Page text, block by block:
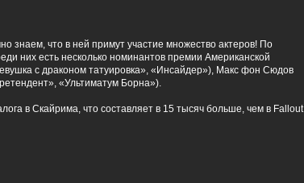
знаем, что в ней примут участие множество актеров! По
них есть несколько номинантов премии Американской
с драконом татуировка», «Инсайдер»), Макс фон Сюдов
«Ультиматум Борна»).
в Скайрима, что составляет в 15 тысяч больше, чем в Fallout